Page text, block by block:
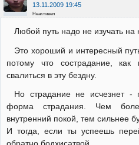
13.11.2009 19:45
Неактивен
Любой путь надо не изучать на
Это хороший и интересный
потому что сострадание,
свалиться в эту бездну.
Но страдание не исчезнет -
форма страдания. Чем
внутренний покой, тем сильнее
И тогда, если ты успеешь
обратно бодхисатвой.